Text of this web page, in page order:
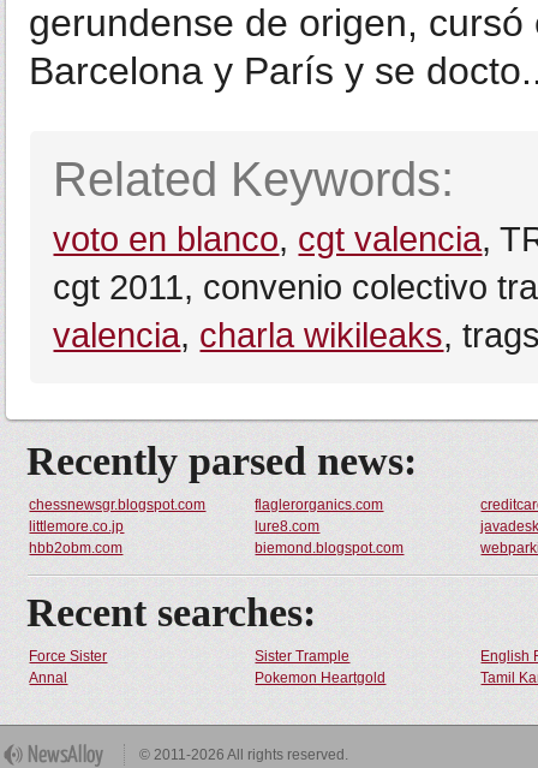
gerundense de origen,
Barcelona y París y se
Related Keywords:
voto en blanco, cgt valencia,
cgt 2011, convenio colectivo
valencia, charla wikileaks,
Recently parsed news:
chessnewsgr.blogspot.com flaglerorganics.com
littlemore.co.jp
lure8.com
hbb2obm.com
biemond.blogspot.com
Recent searches:
Force Sister Sister Trample
English
Annal
Pokemon Heartgold Tamil
© 2011-2026 All rights reserved.